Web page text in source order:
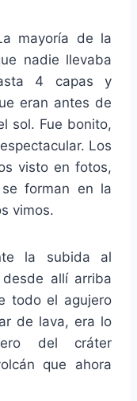
mayoría de la
nadie llevaba
4 capas y
eran antes de
sol. Fue bonito,
Los
visto en fotos,
forman en la
vimos.
la subida al
allí arriba
todo el agujero
de lava, era lo
del cráter
que ahora